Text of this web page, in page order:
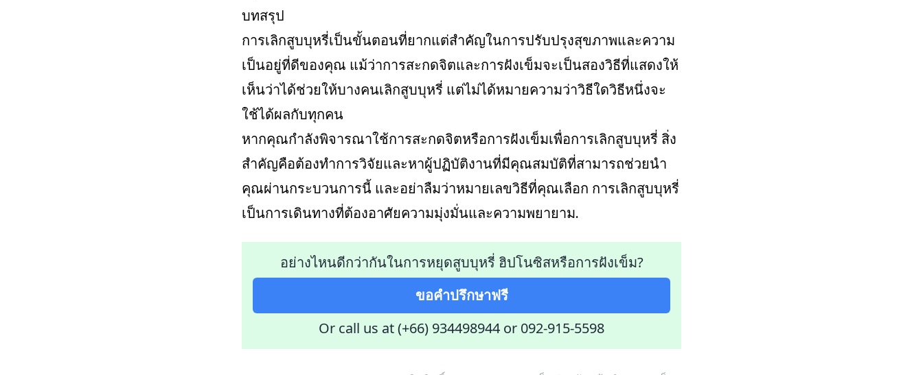
บทสรุป
การเลิกสูบบุหรี่เป็นขั้นตอนที่ยากแต่สำคัญในการปรับปรุงสุขภาพและความ
เป็นอยู่ที่ดีของคุณ แม้ว่าการสะกดจิตและการฝังเข็มจะเป็นสองวิธีที่แสดงให้
เห็นว่าได้ช่วยให้บางคนเลิกสูบบุหรี่ แต่ไม่ได้หมายความว่าวิธีใดวิธีหนึ่งจะ
ใช้ได้ผลกับทุกคน
หากคุณกำลังพิจารณาใช้การสะกดจิตหรือการฝังเข็มเพื่อการเลิกสูบบุหรี่ สิ่ง
สำคัญคือต้องทำการวิจัยและหาผู้ปฏิบัติงานที่มีคุณสมบัติที่สามารถช่วยนำ
คุณผ่านกระบวนการนี้ และอย่าลืมว่าหมายเลขวิธีที่คุณเลือก การเลิกสูบบุหรี่
เป็นการเดินทางที่ต้องอาศัยความมุ่งมั่นและความพยายาม.
อย่างไหนดีกว่ากันในการหยุดสูบบุหรี่ ฮิปโนซิสหรือการฝังเข็ม?
ขอคำปรึกษาฟรี
Or call us at (+66) 934498944 or 092-915-5598